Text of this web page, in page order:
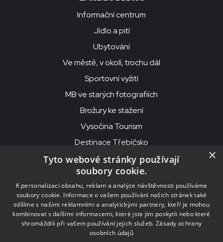
Informační centrum
Jídlo a pití
Ubytování
Ve městě, v okolí, trochu dál
Sportovní vyžití
MB ve starých fotografiích
Brožury ke stažení
Vysočina Tourism
Destinace Třebíčsko
© 2026MKS Beseda Mor. Budějovice
MKS Beseda, příspěvková organizace, Purcnerova 62, 676 02
Moravské Budějovice
IČO: 00091758, DIČ: CZ00091758, ID datové schránky: chjn2kd
×
Tyto webové stránky používají
soubory cookie.
K personalizaci obsahu, reklam a analýze návštěvnosti používáme
soubory cookie. Informace o vašem používání našich stránek také
sdílíme s našimi reklamními a analytickými partnery, kteří je mohou
kombinovat s dalšími informacemi, které jste jim poskytli nebo které
shromáždili při vašem používání jejich služeb. Zásady ochrany
osobních údajů